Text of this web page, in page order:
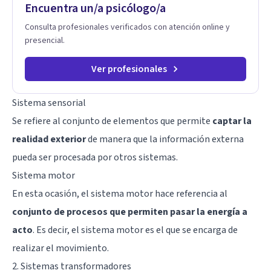
sobre tu vida diaria.
Encuentra un/a psicólogo/a
Consulta profesionales verificados con atención online y
presencial.
Ver profesionales
Sistema sensorial
Se refiere al conjunto de elementos que permite captar la
realidad exteriorde manera que la información externa
pueda ser procesada por otros sistemas.
Sistema motor
En esta ocasión, el sistema motor hace referencia al
conjunto de procesos que permiten pasar la energía a
acto. Es decir, el sistema motor es el que se encarga de
realizar el movimiento.
2. Sistemas transformadores